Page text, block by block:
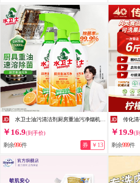
￥16.9(到手价)
剩余996件 券 ￥13
￥19.9(
剩余999件